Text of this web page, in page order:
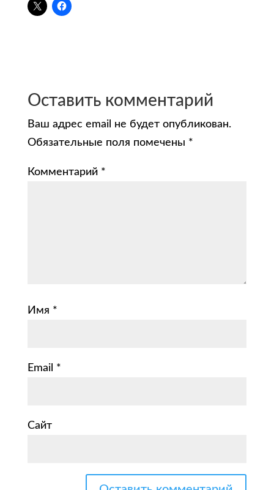
Оставить комментарий
Ваш адрес email не будет опубликован.
Обязательные поля помечены *
Комментарий *
Имя *
Email *
Сайт